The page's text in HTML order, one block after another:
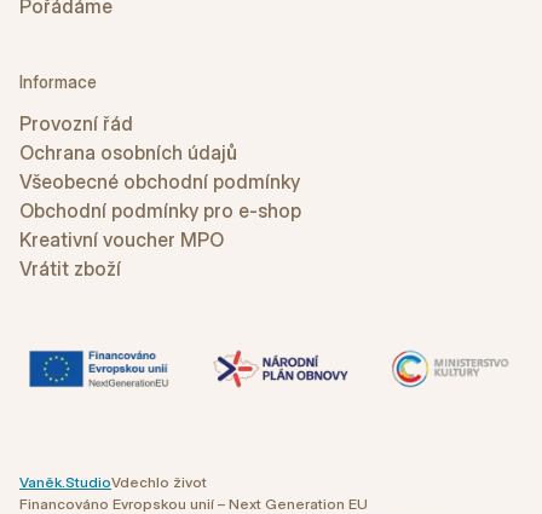
Pořádáme
Informace
Provozní řád
Ochrana osobních údajů
Všeobecné obchodní podmínky
Obchodní podmínky pro e-shop
Kreativní voucher MPO
Vrátit zboží
Financováno Evropskou unií – Next Generation EU
Vdechlo život
Vaněk.Studio